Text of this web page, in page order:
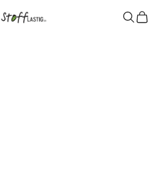
Stofflastig
Suchen